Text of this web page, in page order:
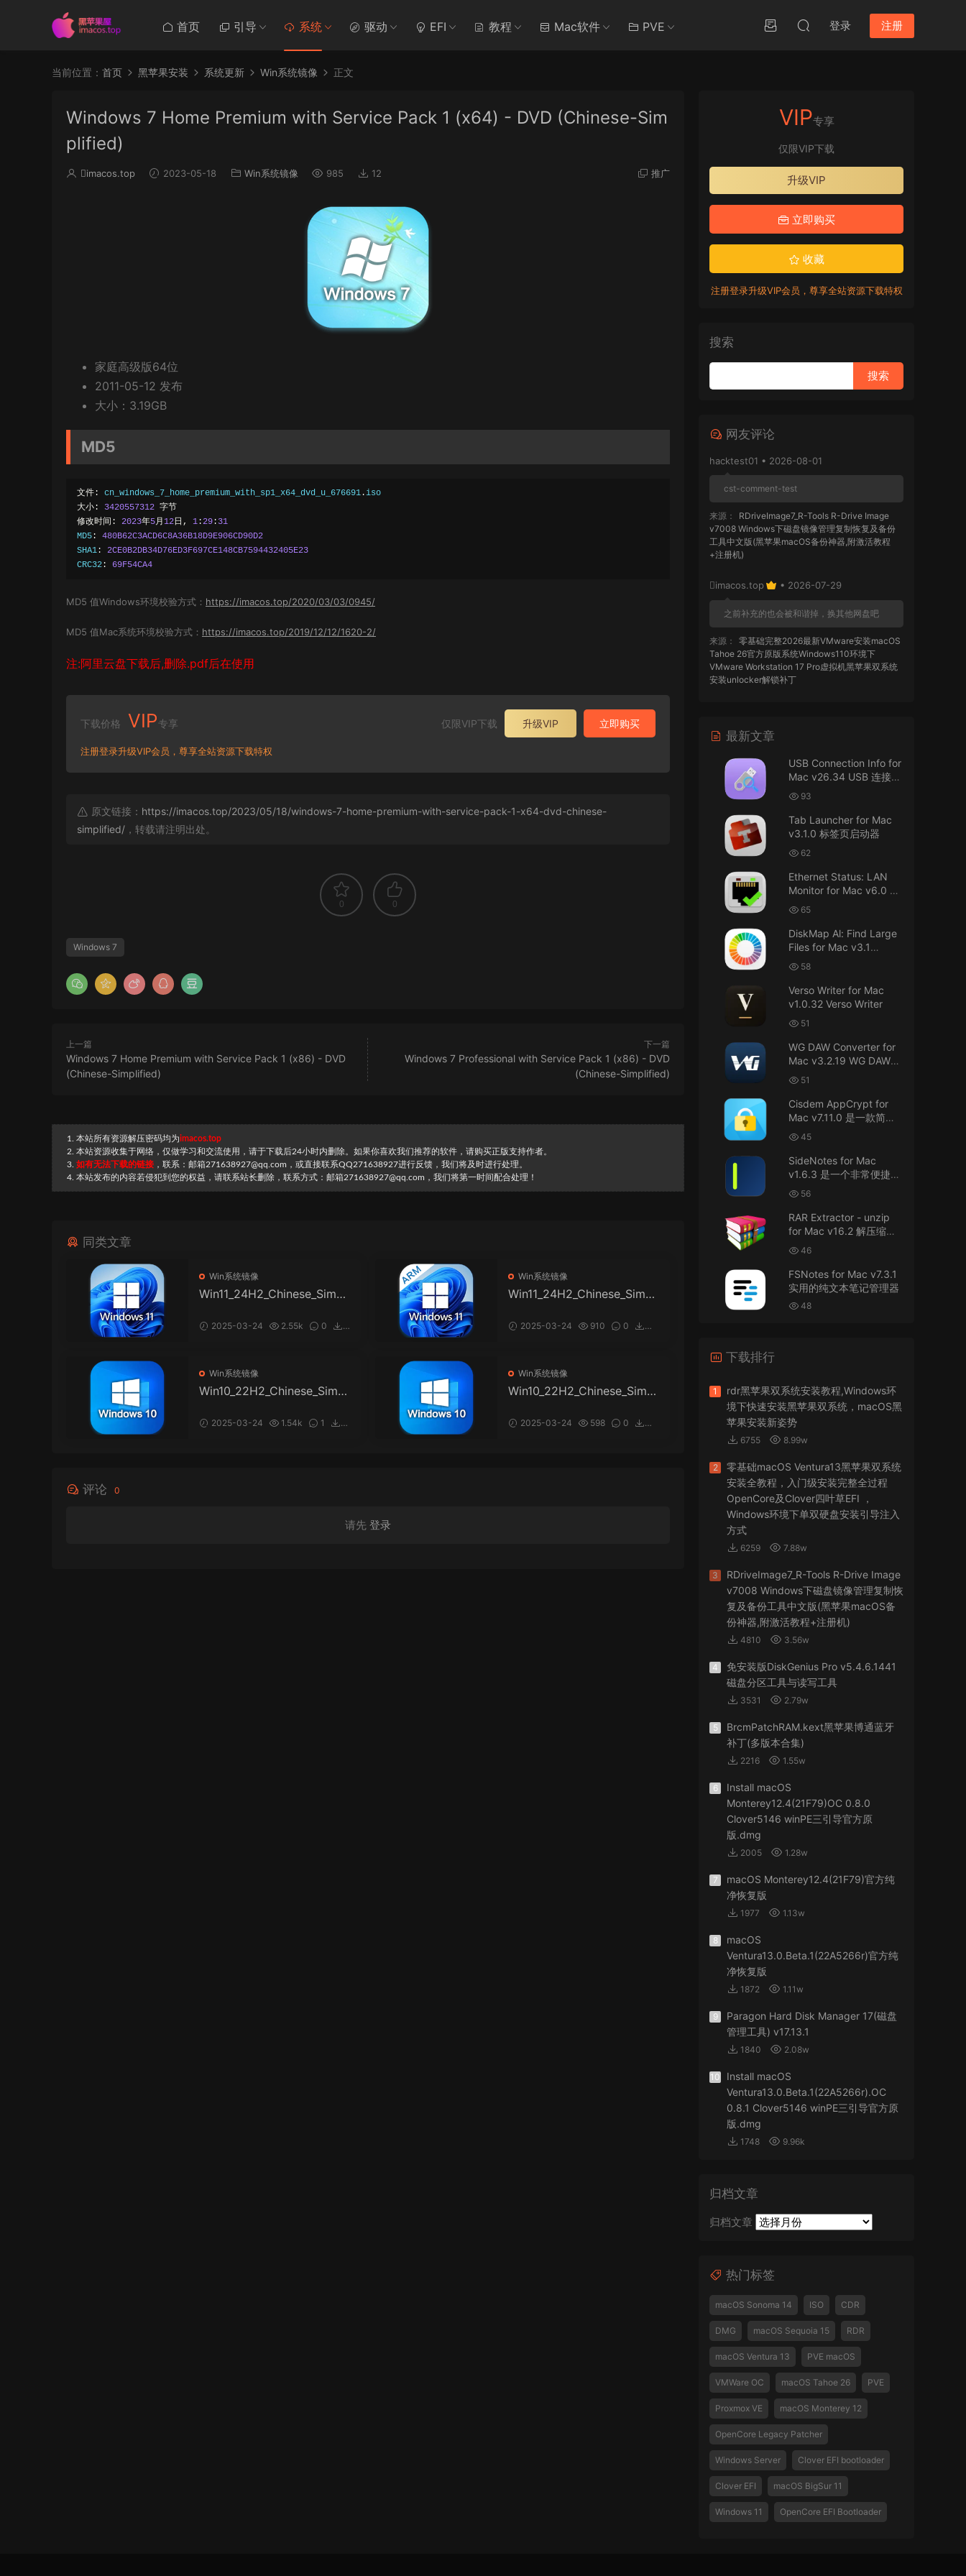
首页 引导 系统 驱动 EFI 教程 Mac软件 PVE 登录 注册
当前位置： 首页 黑苹果安装 系统更新 Win系统镜像 正文
Windows 7 Home Premium with Service Pack 1 (x64) - DVD (Chinese-Sim
plified)
imacos.top 2023-05-18 Win系统镜像 985 12 推广
家庭高级版64位
2011-05-12 发布
大小：3.19GB
MD5
文件: cn_windows_7_home_premium_with_sp1_x64_dvd_u_676691 .
大小:
3420557312 字节
修改时间:
2023年5月12日, 1 :29 : 31
MD5 :
480B62C3ACD6C8A36B18D9E906CD90D2
SHA1 :
2CE0B2DB34D76ED3F697CE148CB7594432405E23
CRC32 : 69F54CA4
MD5 值Windows环境校验方式： https://imacos.top/2020/03/03/0945/
MD5 值Mac系统环境校验方式： https://imacos.top/2019/12/12/1620-2/
注:阿里云盘下载后,删除.pdf后在使用
下载价格 VIP专享 仅限VIP下载 升级VIP 立即购买
注册登录升级VIP会员，尊享全站资源下载特权
原文链接： https://imacos.top/2023/05/18/windows-7-home-premium-with-service-pack-1-x64-dvd-chinese-
simplified/ ，转载请注明出处。
0 0
Windows 7
上一篇
Windows 7 Home Premium with Service Pack 1 (x86) - DVD
(Chinese-Simplified)
下一篇
Windows 7 Professional with Service Pack 1 (x86) - DVD
(Chinese-Simplified)
1. 本站所有资源解压密码均为imacos.top
2. 本站资源收集于网络，仅做学习和交流使用，请于下载后24小时内删除。如果你喜欢我们推荐的软件，请购买正版支持作者。
3. 如有无法下载的链接 ，联系：邮箱271638927@qq.com，或直接联系QQ271638927进行反馈，我们将及时进行处理。
4. 本站发布的内容若侵犯到您的权益，请联系站长删除，联系方式：邮箱271638927@qq.com，我们将第一时间配合处理！
同类文章
Win系统镜像
Win11_24H2_Chinese_Simpli
2025-03-24 2.55k
0
Win系统镜像
Win11_24H2_Chinese_Simpli
2025-03-24 910
0
Win系统镜像
Win10_22H2_Chinese_Simpl
2025-03-24 1.54k
1
Win系统镜像
Win10_22H2_Chinese_Simpl
2025-03-24 598
0
评论 0
请先 登录
VIP专享
仅限VIP下载
升级VIP
立即购买
收藏
注册登录升级VIP会员，尊享全站资源下载特权
搜索
网友评论
hacktest01 • 2026-08-01
cst-comment-test
来源：
RDriveImage7_R-Tools R-Drive Image
v7008 Windows下磁盘镜像管理复制恢复及备份
工具中文版(黑苹果macOS备份神器,附激活教程
+注册机)
imacos.top • 2026-07-29
之前补充的也会被和谐掉，换其他网盘吧
来源：
零基础完整2026最新VMware安装macOS
Tahoe 26官方原版系统Windows110环境下
VMware Workstation 17 Pro虚拟机黑苹果双系统
安装unlocker解锁补丁
AIO = All In One，一站式整合完整版
来源：
DaVinci Resolve Studio 21 for Mac
v21.0.3 AIO 达芬奇世界顶级调色软件
Mac长存
接！直接从苹果公司下载。
u8562248263583923 • 2026-07-29
黑苹果已死
来源： macOS Golden Gate 27 完整安装包链
接！直接从苹果公司下载。
u6525353742092371 • 2026-07-26
来源： DaVinci Resolve Studio 21 for Mac
v21.0.3 AIO 达芬奇世界顶级调色软件
janm999 • 2026-07-23
谢谢分享~
来源： AppleIGC.kext v1.8 黑苹果2.5G有线网卡
u9121732520675862 • 2026-07-22
可以重新发送夸克的资源吗，夸克的已经失
效了
Tahoe 26官方原版系统Windows110环境下
VMware Workstation 17 Pro虚拟机黑苹果双系统
安装unlocker解锁补丁
怎么安装？
来源： PDFify for Mac v5.0 专业的PDF处理软件
imacos.top • 2026-07-19
来源： Adobe Photoshop 2026 for Mac v27.8.0
专业的图片处理软件
最新文章
USB Connection Info for
Mac v26.34 USB 连接信
息 93
Tab Launcher for Mac
v3.1.0 标签页启动器
62
Ethernet Status: LAN
Monitor for Mac v6.0 以
太网状态：LAN 监控
65
DiskMap Al: Find Large
Files for Mac v3.1
DiskMap AL：查找大文
件
58
Verso Writer for Mac
v1.0.32 Verso Writer
51
WG DAW Converter for
Mac v3.2.19 WG DAW转
换器
51
Cisdem AppCrypt for
Mac v7.11.0 是一款简单
好用的Mac应用加密软件
45
SideNotes for Mac
v1.6.3 是一个非常便捷的
笔记软件
56
RAR Extractor - unzip
for Mac v16.2 解压缩工
具 46
FSNotes for Mac v7.3.1
实用的纯文本笔记管理器
48
下载排行
1
rdr黑苹果双系统安装教程,Windows环
境下快速安装黑苹果双系统，macOS黑
苹果安装新姿势
6755 8.99w
2
零基础macOS Ventura13黑苹果双系统
安装全教程，入门级安装完整全过程
OpenCore及Clover四叶草EFI ，
Windows环境下单双硬盘安装引导注入
方式
6259 7.88w
3
RDriveImage7_R-Tools R-Drive Image
v7008 Windows下磁盘镜像管理复制恢
复及备份工具中文版(黑苹果macOS备
份神器,附激活教程+注册机)
4810 3.56w
4
免安装版DiskGenius Pro v5.4.6.1441
磁盘分区工具与读写工具
3531 2.79w
5
BrcmPatchRAM.kext黑苹果博通蓝牙
补丁(多版本合集)
2216 1.55w
6
Install macOS
Monterey12.4(21F79)OC 0.8.0
Clover5146 winPE三引导官方原
版.dmg
2005 1.28w
7
macOS Monterey12.4(21F79)官方纯
净恢复版
1977 1.13w
8
macOS
Ventura13.0.Beta.1(22A5266r)官方纯
净恢复版
1872 1.11w
9
Paragon Hard Disk Manager 17(磁盘
管理工具) v17.13.1
1840 2.08w
10
Install macOS
Ventura13.0.Beta.1(22A5266r).OC
0.8.1 Clover5146 winPE三引导官方原
版.dmg
1748 9.96k
归档文章
归档文章
热门标签
macOS Sonoma 14 ISO CDR
DMG macOS Sequoia 15 RDR
macOS Ventura 13 PVE macOS
VMWare OC macOS Tahoe 26 PVE
Proxmox VE macOS Monterey 12
OpenCore Legacy Patcher
Windows Server Clover EFI bootloader
Clover EFI macOS BigSur 11
Windows 11 OpenCore EFI Bootloader